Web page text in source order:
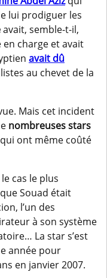
lui prodiguer les
avait, semble-t-il,
en charge et avait
avait dû
au chevet de la
Mais cet incident
nombreuses stars
ont même coûté
le cas le plus
Souad était
l’un des
à son système
La star s’est
année pour
en janvier 2007.